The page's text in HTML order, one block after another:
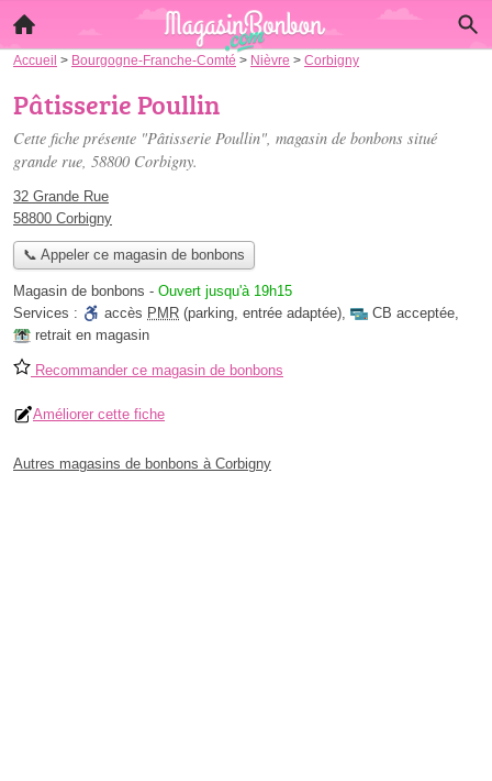
Accueil > Bourgogne-Franche-Comté > Nièvre > Corbigny
Pâtisserie Poullin
Cette fiche présente "Pâtisserie Poullin", magasin de bonbons situé
grande rue, 58800 Corbigny.
32 Grande Rue
58800 Corbigny
📞 Appeler ce magasin de bonbons
Magasin de bonbons - Ouvert jusqu'à 19h15
Services :
accès PMR (parking, entrée adaptée), CB acceptée,
retrait en magasin
Recommander ce magasin de bonbons
Améliorer cette fiche
Autres magasins de bonbons à Corbigny